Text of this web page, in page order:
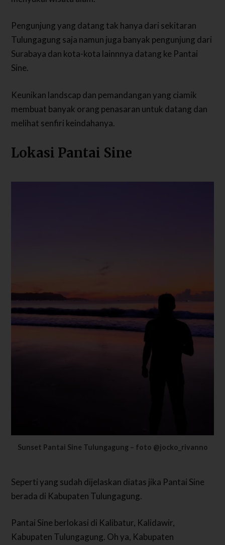
Pengunjung yang datang tak hanya dari sekitaran
Tulungagung saja namun juga banyak pengunjung dari
Surabaya dan kota-kota lainnnya datang ke Pantai
Sine.
Keunikan landscap dan pemandangan yang ciamik
membuat banyak orang penasaran untuk datang dan
melihat senfiri keindahanya.
Lokasi Pantai Sine
Sunset Pantai Sine Tulungagung – foto @jocko_rivanno
Seperti yang sudah dijelaskan diatas jika Pantai Sine
berada di Kabupaten Tulungagung.
Pantai Sine berlokasi di Kalibatur, Kalidawir,
Kabupaten Tulungagung. Oh ya, Kabupaten